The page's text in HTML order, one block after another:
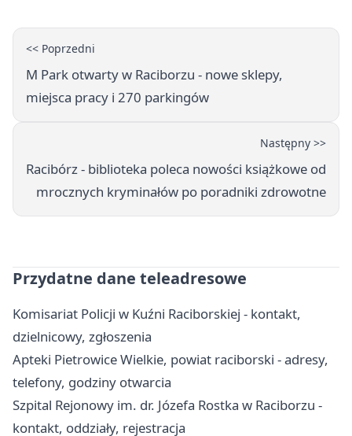
<< Poprzedni
M Park otwarty w Raciborzu - nowe sklepy,
miejsca pracy i 270 parkingów
Następny >>
Racibórz - biblioteka poleca nowości książkowe od
mrocznych kryminałów po poradniki zdrowotne
Przydatne dane teleadresowe
Komisariat Policji w Kuźni Raciborskiej - kontakt,
dzielnicowy, zgłoszenia
Apteki Pietrowice Wielkie, powiat raciborski - adresy,
telefony, godziny otwarcia
Szpital Rejonowy im. dr. Józefa Rostka w Raciborzu -
kontakt, oddziały, rejestracja